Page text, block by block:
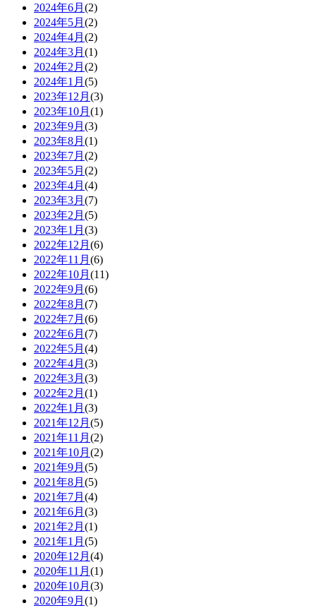
2024年6月 (2)
2024年5月 (2)
2024年4月 (2)
2024年3月 (1)
2024年2月 (2)
2024年1月 (5)
2023年12月 (3)
2023年10月 (1)
2023年9月 (3)
2023年8月 (1)
2023年7月 (2)
2023年5月 (2)
2023年4月 (4)
2023年3月 (7)
2023年2月 (5)
2023年1月 (3)
2022年12月 (6)
2022年11月 (6)
2022年10月 (11)
2022年9月 (6)
2022年8月 (7)
2022年7月 (6)
2022年6月 (7)
2022年5月 (4)
2022年4月 (3)
2022年3月 (3)
2022年2月 (1)
2022年1月 (3)
2021年12月 (5)
2021年11月 (2)
2021年10月 (2)
2021年9月 (5)
2021年8月 (5)
2021年7月 (4)
2021年6月 (3)
2021年2月 (1)
2021年1月 (5)
2020年12月 (4)
2020年11月 (1)
2020年10月 (3)
2020年9月 (1)